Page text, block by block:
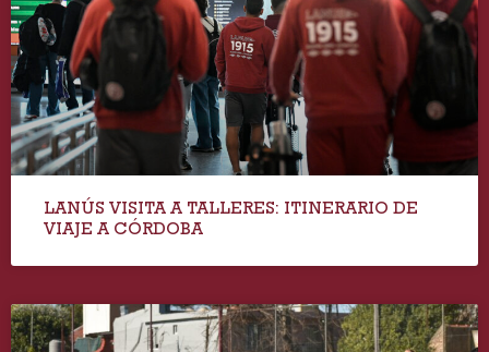
LANÚS VISITA A TALLERES: ITINERARIO DE
VIAJE A CÓRDOBA